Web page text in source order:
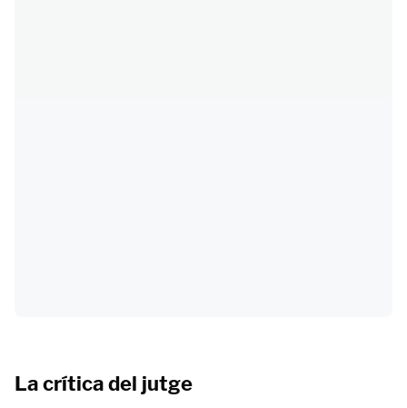
La crítica del jutge